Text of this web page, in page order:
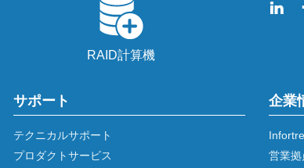
RAID計算機
サポート
テクニカルサポート
プロダクトサービス
企業
営業拠